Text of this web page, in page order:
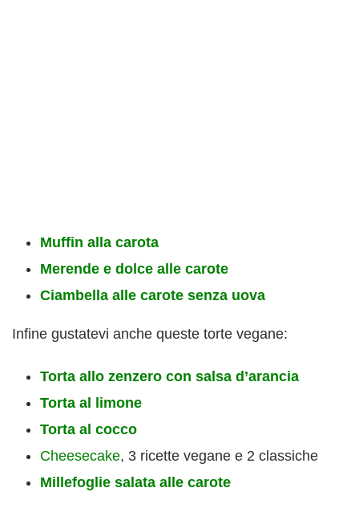
Muffin alla carota
Merende e dolce alle carote
Ciambella alle carote senza uova
Infine gustatevi anche queste torte vegane:
Torta allo zenzero con salsa d’arancia
Torta al limone
Torta al cocco
Cheesecake, 3 ricette vegane e 2 classiche
Millefoglie salata alle carote